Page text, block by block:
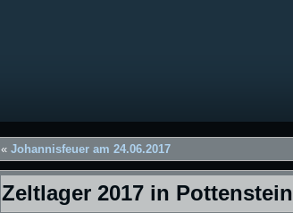
« Johannisfeuer am 24.06.2017
Zeltlager 2017 in Pottenstein